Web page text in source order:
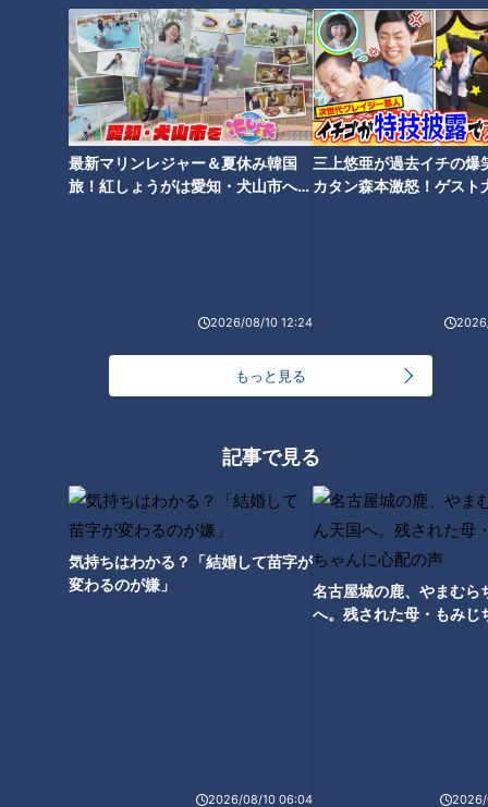
最新マリンレジャー＆夏休み韓国
旅！紅しょうがは愛知・犬山市へ
2026/08/10 12:24
三上悠亜が過去イチの爆
カタン森本激怒！ゲスト
もっと見る
記事で見る
気持ちはわかる？「結婚して苗字が
変わるのが嫌」
2026/08/10 06:04
名古屋城の鹿、やまむら
へ。残された母・もみじ
2026/
＜プロデューサー・鈴木幹也（ＣＢＣテレビ）コメント＞
東海地区の才能溢れる新時代アスリートを紹介します！サッカ
ー、ボクシング、ゴルフにスポットを当て、驚きの練習法やそ
の素顔に迫ります。未来明るいスポーツ界を一緒に応援しまし
番組概要
出 演 ： 向井 慧（パンサー） 峯岸みなみ
具志堅用高 田中 恒成 大西ライオン アタック西本
（ジェラードン）
この記事の画像を見る
この記事を見たあなたへのおすすめ
てみた TikTokキャンペーン」～